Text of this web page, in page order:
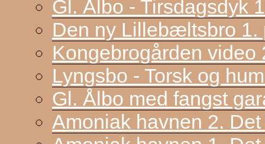
Gl. Ålbo - Tirsdagsdyk
Den ny Lillebæltsbro 1.
Kongebrogården video
Lyngsbo - Torsk og
Gl. Ålbo med fangst
Amoniak havnen 2.